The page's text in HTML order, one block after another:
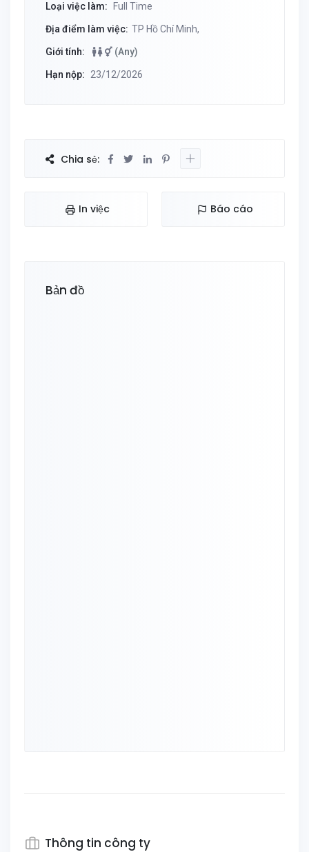
Loại việc làm: Full Time
Địa điểm làm việc: TP Hồ Chí Minh,
Giới tính: (Any)
Hạn nộp: 23/12/2026
Chia sẻ:
In việc Báo cáo
Bản đồ
Thông tin công ty